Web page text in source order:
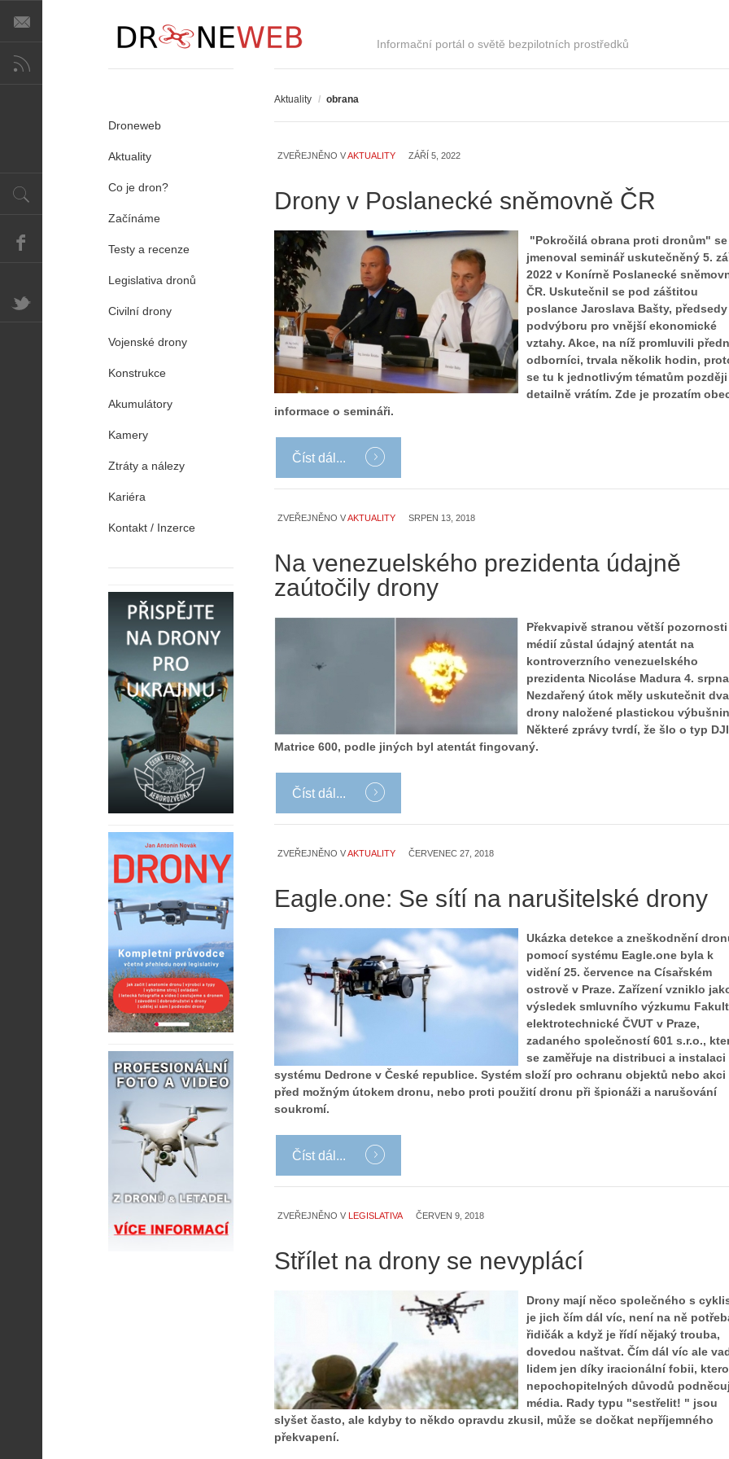
Informační portál o světě bezpilotních prostředků
Aktuality / obrana
ZVEŘEJNĚNO VAKTUALITY ZÁŘÍ 5, 2022
Drony v Poslanecké sněmovně ČR
"Pokročilá obrana proti dronům" se
jmenoval seminář uskutečněný 5.
2022 v Konírně Poslanecké
ČR. Uskutečnil se pod záštitou
poslance Jaroslava Bašty, předsedy
podvýboru pro vnější ekonomické
vztahy. Akce, na níž promluvili
odborníci, trvala několik hodin,
se tu k jednotlivým tématům později
detailně vrátím. Zde je prozatím
informace o semináři.
Číst dál...
ZVEŘEJNĚNO VAKTUALITY SRPEN 13, 2018
Na venezuelského prezidenta údajně
zaútočily drony
Překvapivě stranou větší pozornosti
médií zůstal údajný atentát na
kontroverzního venezuelského
prezidenta Nicoláse Madura 4.
Nezdařený útok měly uskutečnit dva
drony naložené plastickou
Některé zprávy tvrdí, že šlo o typ DJI
Matrice 600, podle jiných byl atentát fingovaný.
Číst dál...
ZVEŘEJNĚNO VAKTUALITY ČERVENEC 27, 2018
Eagle.one: Se sítí na narušitelské drony
Ukázka detekce a zneškodnění
pomocí systému Eagle.one byla k
vidění 25. července na Císařském
ostrově v Praze. Zařízení vzniklo
výsledek smluvního výzkumu
elektrotechnické ČVUT v Praze,
zadaného společností 601 s.r.o.,
se zaměřuje na distribuci a instalaci
systému Dedrone v České republice. Systém složí pro ochranu objektů nebo akci
před možným útokem dronu, nebo proti použití dronu při špionáži a narušování
soukromí.
Číst dál...
ZVEŘEJNĚNO V LEGISLATIVA ČERVEN 9, 2018
Střílet na drony se nevyplácí
Drony mají něco společného s
je jich čím dál víc, není na ně
řidičák a když je řídí nějaký trouba,
dovedou naštvat. Čím dál víc ale
lidem jen díky iracionální fobii,
nepochopitelných důvodů
média. Rady typu "sestřelit! " jsou
slyšet často, ale kdyby to někdo opravdu zkusil, může se dočkat nepříjemného
překvapení.
Z
h
i
s
t
A
i
s
S
e
r
Droneweb
Aktuality
Co je dron?
Začínáme
Testy a recenze
Legislativa dronů
Civilní drony
Vojenské drony
Konstrukce
Akumulátory
Kamery
Ztráty a nálezy
Kariéra
Kontakt / Inzerce